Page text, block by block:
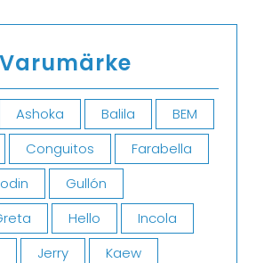
Varumärke
Ashoka Balila
BEM
Conguitos
Farabella
Gullón
Hello
Incola
Jerry
Kaew